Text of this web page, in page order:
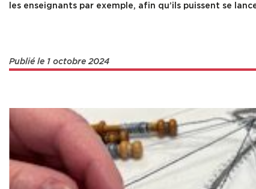
les enseignants par exemple, afin qu’ils puissent se
Publié le 1 octobre 2024